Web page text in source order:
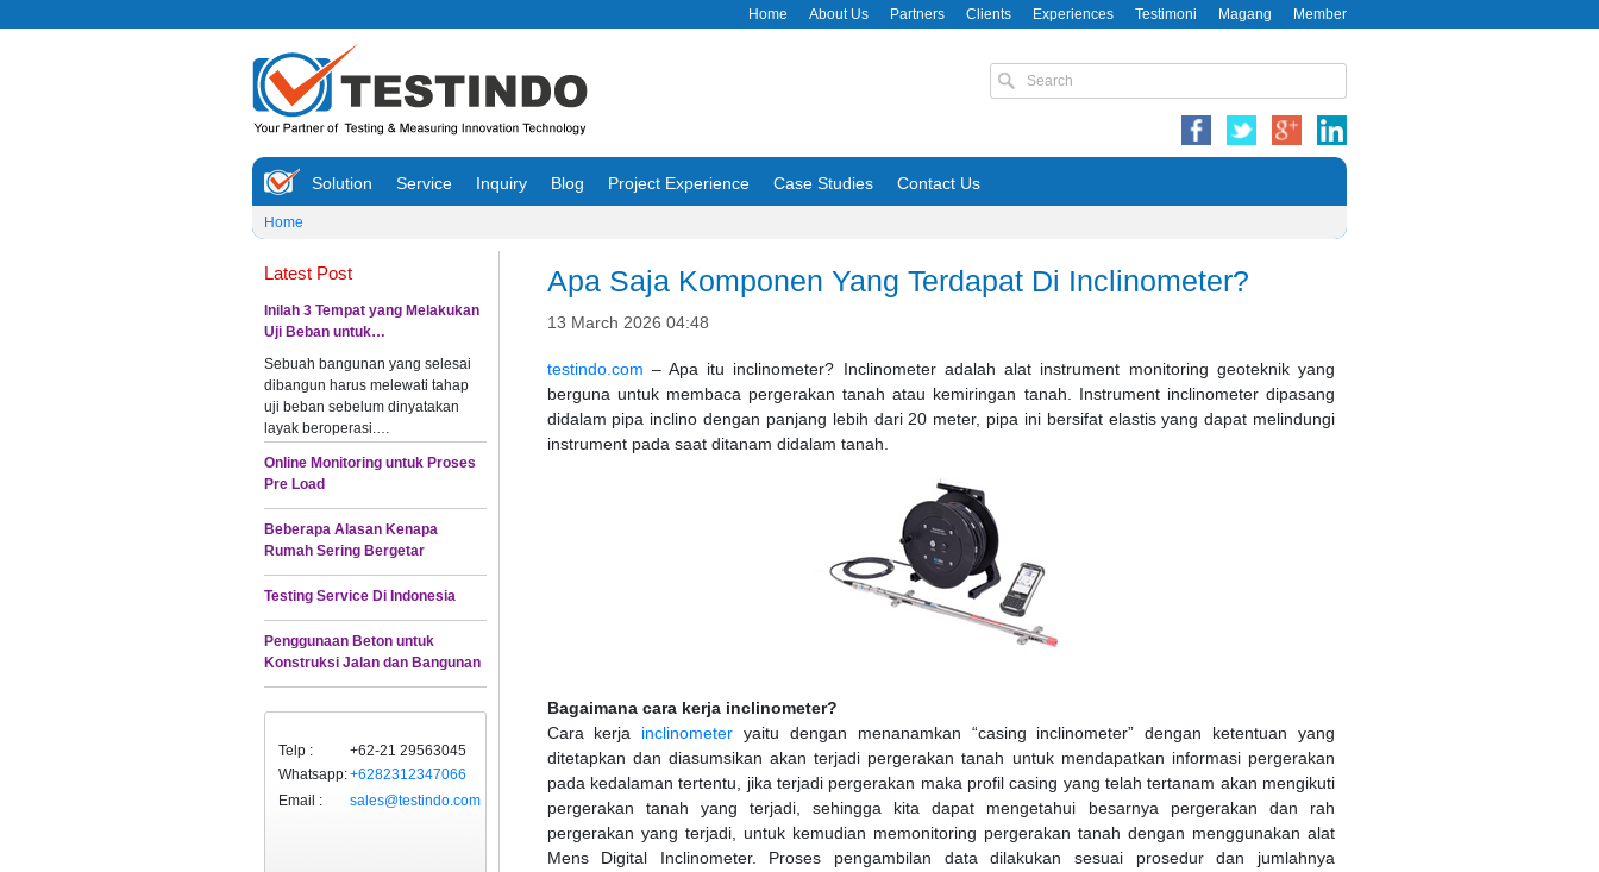
Home About Us Partners Clients Experiences Testimoni Magang Member
Solution Service Inquiry Blog Project Experience Case Studies Contact Us
Home
Latest Post
Inilah 3 Tempat yang Melakukan
Uji Beban untuk…
Sebuah bangunan yang selesai
dibangun harus melewati tahap
uji beban sebelum dinyatakan
layak beroperasi.…
Online Monitoring untuk Proses
Pre Load
Beberapa Alasan Kenapa
Rumah Sering Bergetar
Testing Service Di Indonesia
Penggunaan Beton untuk
Konstruksi Jalan dan Bangunan
Telp :
+62-21 29563045
Whatsapp:+6282312347066
Email :
sales@testindo.com
Apa Saja Komponen Yang Terdapat Di Inclinometer?
13 March 2026 04:48
testindo.com – Apa itu inclinometer? Inclinometer adalah alat instrument monitoring geoteknik yang
berguna untuk membaca pergerakan tanah atau kemiringan tanah. Instrument inclinometer dipasang
didalam pipa inclino dengan panjang lebih dari 20 meter, pipa ini bersifat elastis yang dapat melindungi
instrument pada saat ditanam didalam tanah.
Bagaimana cara kerja inclinometer?
Cara kerja inclinometer yaitu dengan menanamkan “casing inclinometer” dengan ketentuan yang
ditetapkan dan diasumsikan akan terjadi pergerakan tanah untuk mendapatkan informasi pergerakan
pada kedalaman tertentu, jika terjadi pergerakan maka profil casing yang telah tertanam akan mengikuti
pergerakan tanah yang terjadi, sehingga kita dapat mengetahui besarnya pergerakan dan rah
pergerakan yang terjadi, untuk kemudian memonitoring pergerakan tanah dengan menggunakan alat
Mens Digital Inclinometer. Proses pengambilan data dilakukan sesuai prosedur dan jumlahnya